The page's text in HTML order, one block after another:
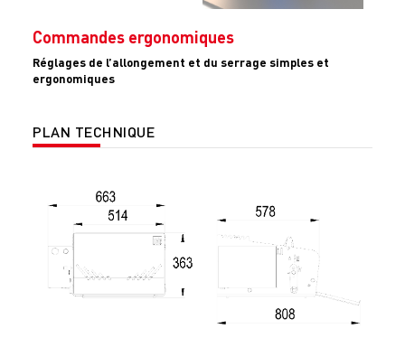
Commandes ergonomiques
Réglages de l’allongement et du serrage simples et
ergonomiques
PLAN TECHNIQUE